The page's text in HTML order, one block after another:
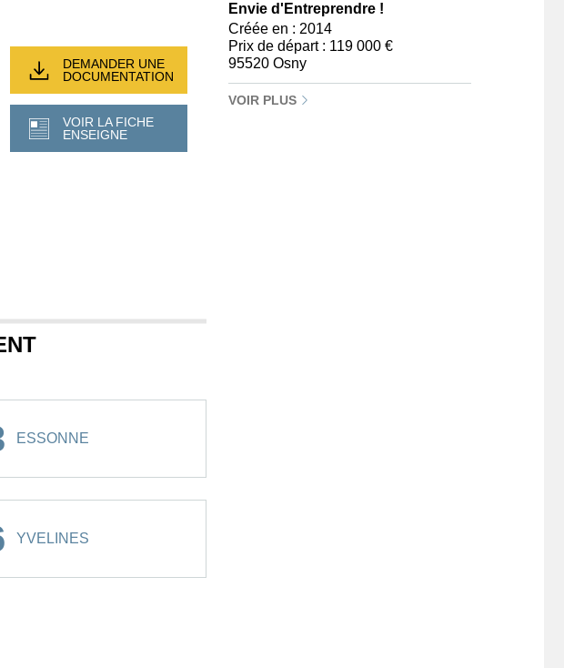
DEMANDER UNE
DOCUMENTATION
VOIR LA FICHE
ENSEIGNE
ESSONNE
YVELINES
Envie d'Entreprendre !
Créée en : 2014
Prix de départ : 119 000 €
95520 Osny
VOIR PLUS